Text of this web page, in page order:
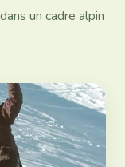
un cadre alpin